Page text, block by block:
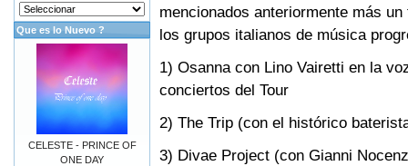
mencionados anteriormente más
los grupos italianos de música
1) Osanna con Lino Vairetti en la
conciertos del Tour
2) The Trip (con el histórico
3) Divae Project (con Gianni
Que es lo Nuevo ?
CELESTE - PRINCE OF
ONE DAY